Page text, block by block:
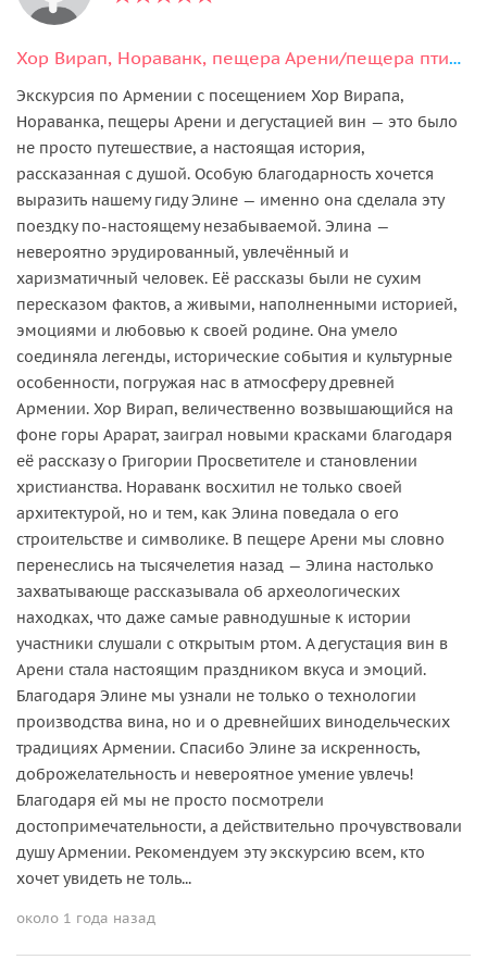
Хор Вирап, Нораванк, пещера Арени/пещера птиц и дегустация вин
Экскурсия по Армении с посещением Хор Вирапа,
Нораванка, пещеры Арени и дегустацией вин — это было
не просто путешествие, а настоящая история,
рассказанная с душой. Особую благодарность хочется
выразить нашему гиду Элине — именно она сделала эту
поездку по-настоящему незабываемой. Элина —
невероятно эрудированный, увлечённый и
харизматичный человек. Её рассказы были не сухим
пересказом фактов, а живыми, наполненными историей,
эмоциями и любовью к своей родине. Она умело
соединяла легенды, исторические события и культурные
особенности, погружая нас в атмосферу древней
Армении. Хор Вирап, величественно возвышающийся на
фоне горы Арарат, заиграл новыми красками благодаря
её рассказу о Григории Просветителе и становлении
христианства. Нораванк восхитил не только своей
архитектурой, но и тем, как Элина поведала о его
строительстве и символике. В пещере Арени мы словно
перенеслись на тысячелетия назад — Элина настолько
захватывающе рассказывала об археологических
находках, что даже самые равнодушные к истории
участники слушали с открытым ртом. А дегустация вин в
Арени стала настоящим праздником вкуса и эмоций.
Благодаря Элине мы узнали не только о технологии
производства вина, но и о древнейших винодельческих
традициях Армении. Спасибо Элине за искренность,
доброжелательность и невероятное умение увлечь!
Благодаря ей мы не просто посмотрели
достопримечательности, а действительно прочувствовали
душу Армении. Рекомендуем эту экскурсию всем, кто
хочет увидеть не толь...
около 1 года назад